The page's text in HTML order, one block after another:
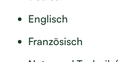
Englisch
Französisch